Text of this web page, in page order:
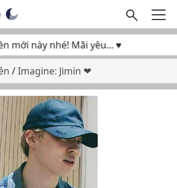
này nhé! Mãi yêu... ♥
/Imagine: Jimin ❤